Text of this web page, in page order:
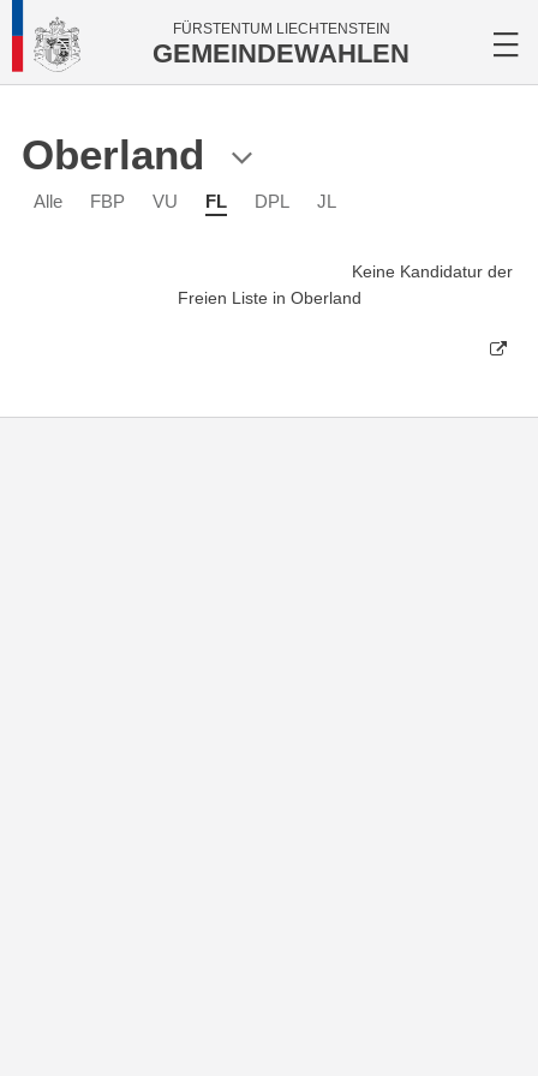
FÜRSTENTUM LIECHTENSTEIN
GEMEINDEWAHLEN
Oberland
Alle FBP VU FL DPL JL
Keine Kandidatur der
Freien Liste in Oberland